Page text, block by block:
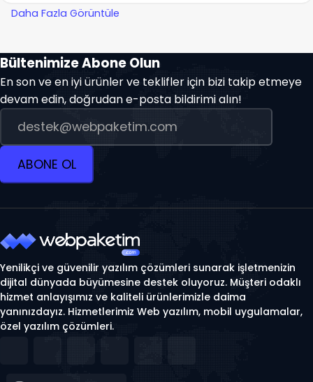
Daha Fazla Görüntüle
Bültenimize Abone Olun
En son ve en iyi ürünler ve teklifler için bizi takip etmeye
devam edin, doğrudan e-posta bildirimi alın!
ABONE OL
Yenilikçi ve güvenilir yazılım çözümleri sunarak işletmenizin
dijital dünyada büyümesine destek oluyoruz. Müşteri odaklı
hizmet anlayışımız ve kaliteli ürünlerimizle daima
yanınızdayız. Hizmetlerimiz Web yazılım, mobil uygulamalar,
özel yazılım çözümleri.